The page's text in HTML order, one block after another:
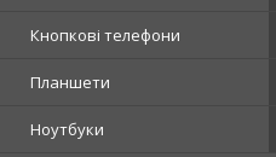
Кнопкові телефони
Планшети
Ноутбуки